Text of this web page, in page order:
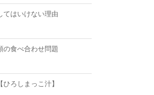
てはいけない理由
の食べ合わせ問題
ろしまっこ汁】